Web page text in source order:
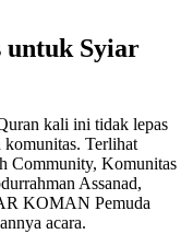
untuk Syiar
kali ini tidak lepas
komunitas. Terlihat
Community, Komunitas
Assanad,
KOMAN Pemuda
acara.